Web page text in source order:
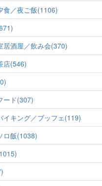
食／夜ご飯(1106)
居酒屋／飲み会(370)
店(546)
ード(307)
イキング／ブッフェ(119)
ロ飯(1038)